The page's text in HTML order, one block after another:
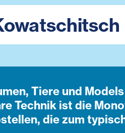
Tiere und
Technik ist die
die zum